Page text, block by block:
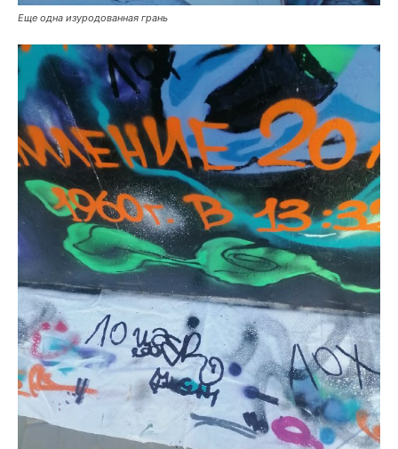
Еще одна изуродованная грань